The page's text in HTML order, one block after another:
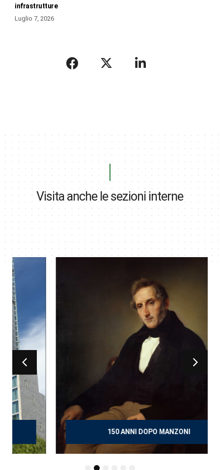
infrastrutture
Luglio 7, 2026
Visita anche le sezioni interne
150 ANNI DOPO MANZONI